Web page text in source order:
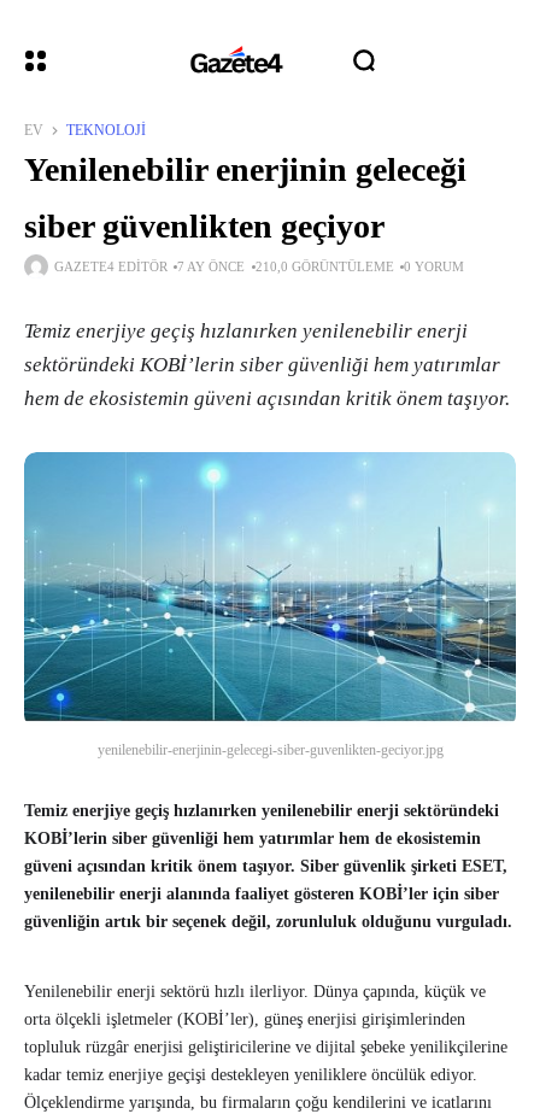
EV TEKNOLOJI
Yenilenebilir enerjinin geleceği
siber güvenlikten geçiyor
GAZETE4 EDITÖR 7 AY ÖNCE 210,0 GÖRÜNTÜLEME 0 YORUM
Temiz enerjiye geçiş hızlanırken yenilenebilir enerji
sektöründeki KOBİ’lerin siber güvenliği hem yatırımlar
hem de ekosistemin güveni açısından kritik önem taşıyor.
yenilenebilir-enerjinin-gelecegi-siber-guvenlikten-geciyor.jpg
Temiz enerjiye geçiş hızlanırken yenilenebilir enerji sektöründeki
KOBİ’lerin siber güvenliği hem yatırımlar hem de ekosistemin
güveni açısından kritik önem taşıyor. Siber güvenlik şirketi ESET,
yenilenebilir enerji alanında faaliyet gösteren KOBİ’ler için siber
güvenliğin artık bir seçenek değil, zorunluluk olduğunu vurguladı.
Yenilenebilir enerji sektörü hızlı ilerliyor. Dünya çapında, küçük ve
orta ölçekli işletmeler (KOBİ’ler), güneş enerjisi girişimlerinden
topluluk rüzgâr enerjisi geliştiricilerine ve dijital şebeke yenilikçilerine
kadar temiz enerjiye geçişi destekleyen yeniliklere öncülük ediyor.
Ölçeklendirme yarışında, bu firmaların çoğu kendilerini ve icatlarını